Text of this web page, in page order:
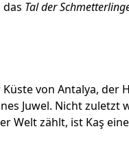
Tal der
von Antalya, der
Juwel. Nicht zuletzt
Welt zählt, ist Kaş